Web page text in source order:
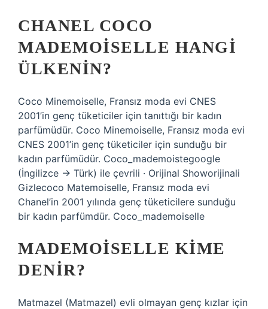
CHANEL COCO
MADEMOISELLE HANGI
ÜLKENIN?
Coco Minemoiselle, Fransız moda evi CNES
2001’in genç tüketiciler için tanıttığı bir kadın
parfümüdür. Coco Minemoiselle, Fransız moda evi
CNES 2001’in genç tüketiciler için sunduğu bir
kadın parfümüdür. Coco_mademoistegoogle
(İngilizce → Türk) ile çevrili · Orijinal Showorijinali
Gizlecoco Matemoiselle, Fransız moda evi
Chanel’in 2001 yılında genç tüketicilere sunduğu
bir kadın parfümdür. Coco_mademoiselle
MADEMOISELLE KIME
DENIR?
Matmazel (Matmazel) evli olmayan genç kızlar için